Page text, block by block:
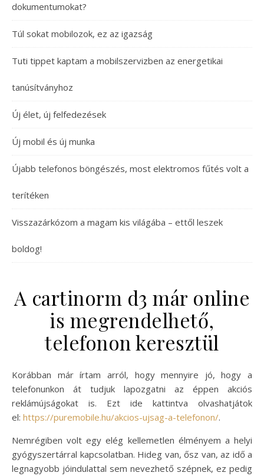
dokumentumokat?
Túl sokat mobilozok, ez az igazság
Tuti tippet kaptam a mobilszervizben az energetikai
tanúsítványhoz
Új élet, új felfedezések
Új mobil és új munka
Újabb telefonos böngészés, most elektromos fűtés volt a
terítéken
Visszazárkózom a magam kis világába – ettől leszek
boldog!
A cartinorm d3 már online
is megrendelhető,
telefonon keresztül
Korábban már írtam arról, hogy mennyire jó, hogy a
telefonunkon át tudjuk lapozgatni az éppen akciós
reklámújságokat is. Ezt ide kattintva olvashatjátok
el: https://puremobile.hu/akcios-ujsag-a-telefonon/.
Nemrégiben volt egy elég kellemetlen élményem a helyi
gyógyszertárral kapcsolatban. Hideg van, ősz van, az idő a
legnagyobb jóindulattal sem nevezhető szépnek, ez pedig